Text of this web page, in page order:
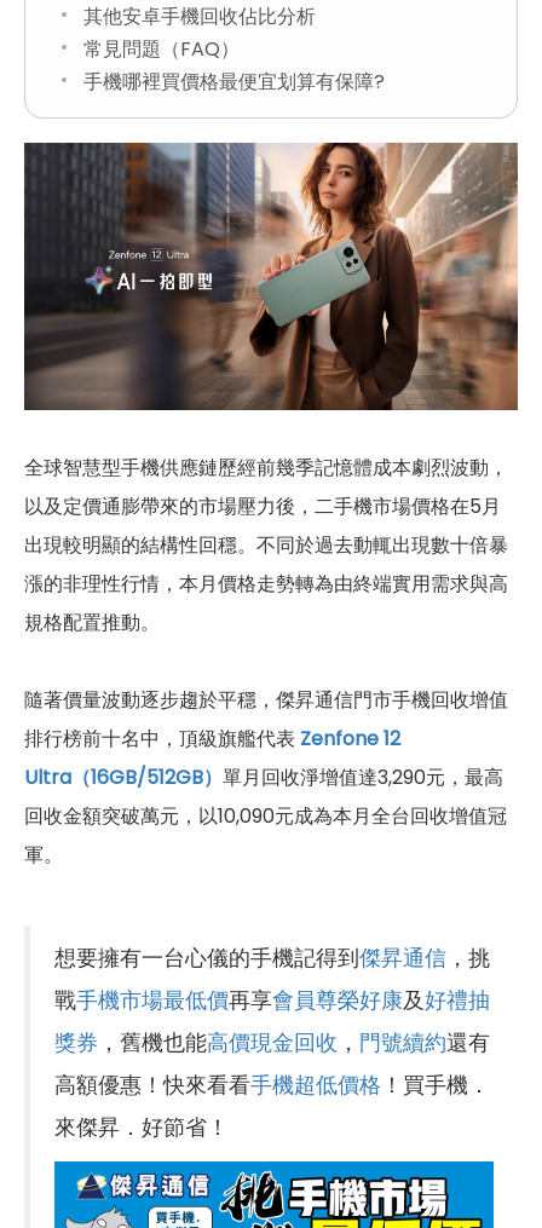
其他安卓手機回收佔比分析
常見問題（FAQ）
手機哪裡買價格最便宜划算有保障?
全球智慧型手機供應鏈歷經前幾季記憶體成本劇烈波動，
以及定價通膨帶來的市場壓力後，二手機市場價格在5月
出現較明顯的結構性回穩。不同於過去動輒出現數十倍暴
漲的非理性行情，本月價格走勢轉為由終端實用需求與高
規格配置推動。
隨著價量波動逐步趨於平穩，傑昇通信門市手機回收增值
排行榜前十名中，頂級旗艦代表 Zenfone 12
Ultra（16GB/512GB） 單月回收淨增值達3,290元，最高
回收金額突破萬元，以10,090元成為本月全台回收增值冠
軍。
想要擁有一台心儀的手機記得到傑昇通信 ，挑
戰手機市場最低價再享會員尊榮好康及好禮抽
獎券 ，舊機也能高價現金回收 ， 門號續約還有
高額優惠！快來看看手機超低價格 ！買手機．
來傑昇．好節省！